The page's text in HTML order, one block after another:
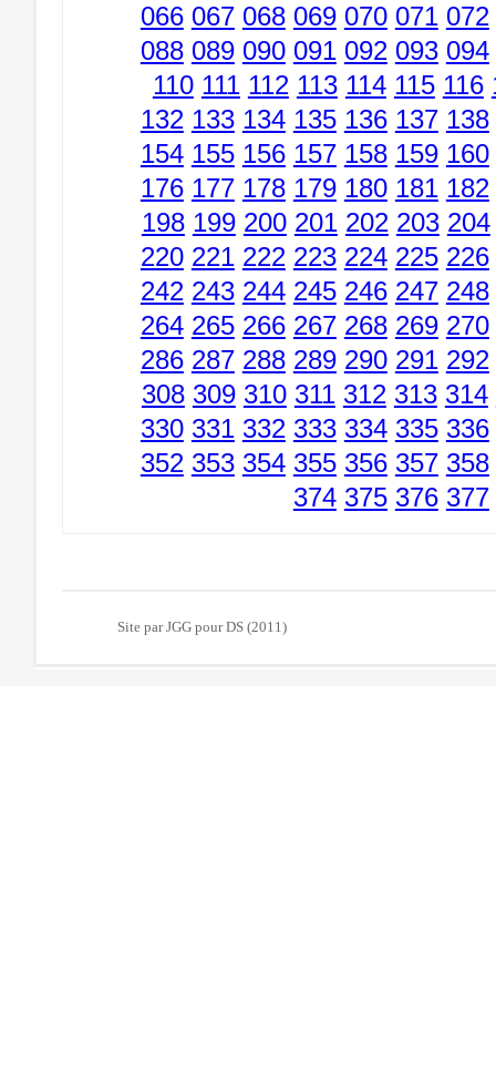
066 067 068 069 070 071 072
088 089 090 091 092 093 094
110 111 112 113 114 115 116
132 133 134 135 136 137 138
154 155 156 157 158 159 160
176 177 178 179 180 181 182
198 199 200 201 202 203 204
220 221 222 223 224 225 226
242 243 244 245 246 247 248
264 265 266 267 268 269 270
286 287 288 289 290 291 292
308 309 310 311 312 313 314
330 331 332 333 334 335 336
352 353 354 355 356 357 358
374 375 376 377
Site par JGG pour DS (2011)